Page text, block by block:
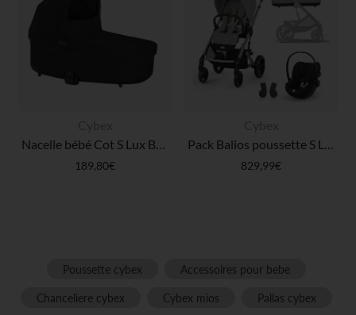
189,80€ 829,99€
Poussette cybex
Accessoires pour bebe
Chanceliere cybex
Cybex mios
Pallas cybex